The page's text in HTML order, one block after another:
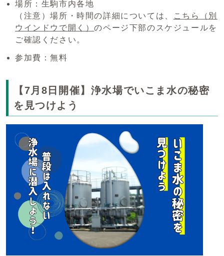
場所：生駒市内各地
（注意）場所・時間の詳細については、
こちら
（別
ウインドウで開く）のページ下部のスケジュールを
ご確認ください。
参加費：無料
【7月8日開催】浄水場でいこま水の秘密
を見つけよう